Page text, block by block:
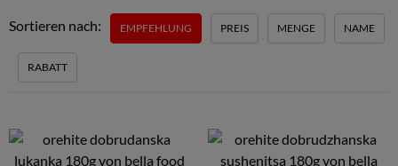
Schäfersalat Ovcharska
Joghurtsuppe
Erdbeer Limetten Joghurt
Gourmet Specials
Gourmet Probiersets
Sortieren nach: EMPFEHLUNG PREIS MENGE NAME
RABATT